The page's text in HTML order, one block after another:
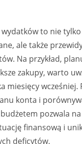
to nie tylko
ale także
Na przykład,
zakupy, warto
miesięcy wcześniej.
konta i
pozwala
finansową i
deficytów.